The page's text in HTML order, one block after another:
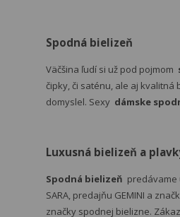
Spodná bielizeň
Väčšina ľudí si už pod pojmom
čipky, či saténu, ale aj
domyslel. Sexy dámske
Luxusná bielizeň a
Spodná bielizeň predávame
SARA, predajňu GEMINI a
značky spodnej bielizne.